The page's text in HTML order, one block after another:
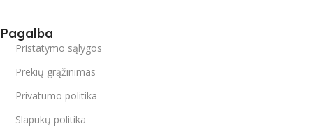
Pagalba
Pristatymo sąlygos
Prekių grąžinimas
Privatumo politika
Slapukų politika